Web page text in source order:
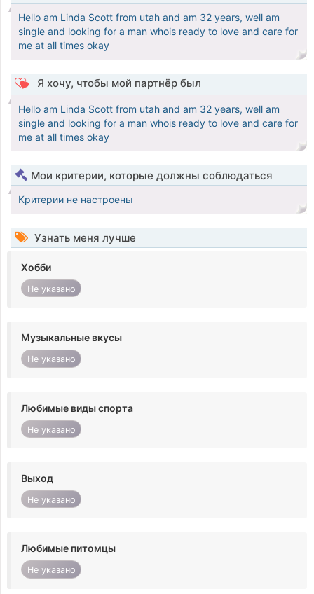
Hello am Linda Scott from utah and am 32 years, well am
single and looking for a man whois ready to love and care for
me at all times okay
Я хочу, чтобы мой партнёр был
Hello am Linda Scott from utah and am 32 years, well am
single and looking for a man whois ready to love and care for
me at all times okay
Мои критерии, которые должны соблюдаться
Критерии не настроены
Узнать меня лучше
Хобби
Не указано
Музыкальные вкусы
Не указано
Любимые виды спорта
Не указано
Выход
Не указано
Любимые питомцы
Не указано